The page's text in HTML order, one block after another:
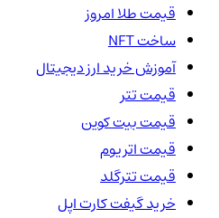
قیمت طلا امروز
ساخت NFT
آموزش خرید ارز دیجیتال
قیمت تتر
قیمت بیت کوین
قیمت اتریوم
قیمت تترگلد
خرید گیفت کارت اپل